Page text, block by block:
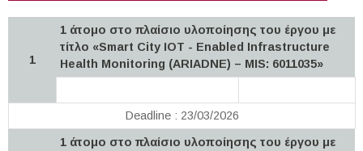
1
1 άτομο στο πλαίσιο υλοποίησης του έργου με
τίτλο «Smart City IOT - Enabled Infrastructure
Health Monitoring (ARIADNE) – MIS: 6011035»
Deadline : 23/03/2026
1 άτομο στο πλαίσιο υλοποίησης του έργου με